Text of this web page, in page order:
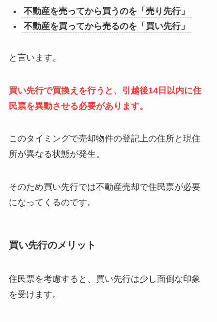
不動産を売ってから買うのを「売り先行」
不動産を買ってから売るのを「買い先行」
と言います。
買い先行で買換えを行うと、引越後14日以内に住
民票を異動させる必要があります。
このタイミングで売却物件の登記上の住所と現住
所が異なる状態が発生。
そのため買い先行では不動産売却で住民票が必要
になってくるのです。
買い先行のメリット
住民票を考慮すると、買い先行は少し面倒な印象
を受けます。